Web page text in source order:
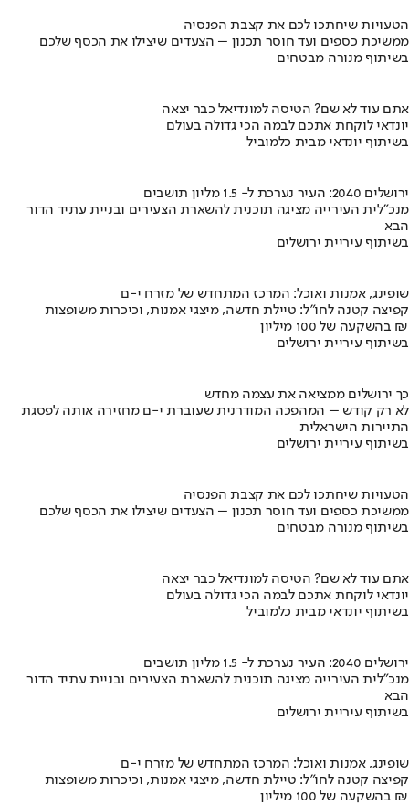
הטעויות שיחתכו לכם את קצבת הפנסיה
ממשיכת כספים ועד חוסר תכנון – הצעדים שיצילו את הכסף שלכם
בשיתוף מנורה מבטחים
אתם עוד לא שם? הטיסה למונדיאל כבר יצאה
יונדאי לוקחת אתכם לבמה הכי גדולה בעולם
בשיתוף יונדאי מבית כלמוביל
ירושלים 2040: העיר נערכת ל- 1.5 מליון תושבים
מנכ"לית העירייה מציגה תוכנית להשארת הצעירים ובניית עתיד הדור
הבא
בשיתוף עיריית ירושלים
שופינג, אמנות ואוכל: המרכז המתחדש של מזרח י-ם
קפיצה קטנה לחו"ל: טיילת חדשה, מיצגי אמנות, וכיכרות משופצות
בהשקעה של 100 מיליון ₪
בשיתוף עיריית ירושלים
כך ירושלים ממציאה את עצמה מחדש
לא רק קודש – המהפכה המודרנית שעוברת י-ם מחזירה אותה לפסגת
התיירות הישראלית
בשיתוף עיריית ירושלים
הטעויות שיחתכו לכם את קצבת הפנסיה
ממשיכת כספים ועד חוסר תכנון – הצעדים שיצילו את הכסף שלכם
בשיתוף מנורה מבטחים
אתם עוד לא שם? הטיסה למונדיאל כבר יצאה
יונדאי לוקחת אתכם לבמה הכי גדולה בעולם
בשיתוף יונדאי מבית כלמוביל
ירושלים 2040: העיר נערכת ל- 1.5 מליון תושבים
מנכ"לית העירייה מציגה תוכנית להשארת הצעירים ובניית עתיד הדור
הבא
בשיתוף עיריית ירושלים
שופינג, אמנות ואוכל: המרכז המתחדש של מזרח י-ם
קפיצה קטנה לחו"ל: טיילת חדשה, מיצגי אמנות, וכיכרות משופצות
בהשקעה של 100 מיליון ₪